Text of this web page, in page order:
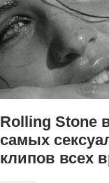
Rolling Stone
самых
клипов всех